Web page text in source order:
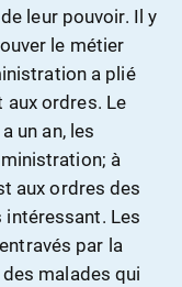
leur pouvoir. Il y
le métier
a plié
aux ordres. Le
un an, les
à
aux ordres des
intéressant. Les
par la
malades qui